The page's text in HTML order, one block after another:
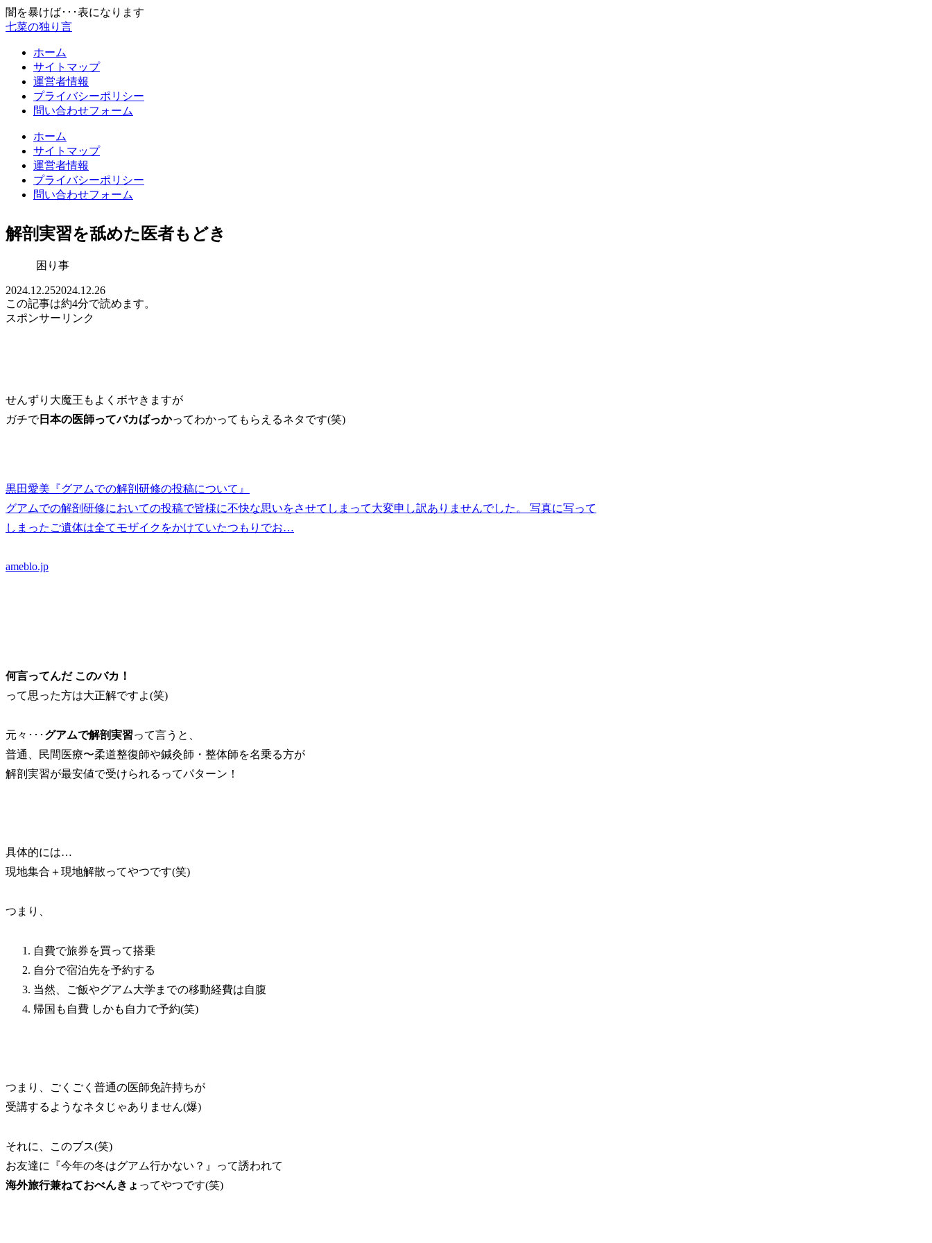
闇を暴けば･･･表になります
七菜の独り言
ホーム
サイトマップ
運営者情報
プライバシーポリシー
問い合わせフォーム
ホーム
サイトマップ
運営者情報
プライバシーポリシー
問い合わせフォーム
解剖実習を舐めた医者もどき
困り事
2024.12.252024.12.26
この記事は約4分で読めます。
スポンサーリンク
せんずり大魔王もよくボヤきますが
ガチで日本の医師ってバカばっかってわかってもらえるネタです(笑)
黒田愛美『グアムでの解剖研修の投稿について』
グアムでの解剖研修においての投稿で皆様に不快な思いをさせてしまって大変申し訳ありませんでした。 写真に写って
しまったご遺体は全てモザイクをかけていたつもりでお…
ameblo.jp
何言ってんだ このバカ！
って思った方は大正解ですよ(笑)
元々･･･ グアムで解剖実習って言うと、
普通、民間医療〜柔道整復師や鍼灸師・整体師を名乗る方が
解剖実習が最安値で受けられるってパターン！
具体的には…
現地集合＋現地解散ってやつです(笑)
つまり、
自費で旅券を買って搭乗
自分で宿泊先を予約する
当然、ご飯やグアム大学までの移動経費は自腹
帰国も自費 しかも自力で予約(笑)
つまり、ごくごく普通の医師免許持ちが
受講するようなネタじゃありません(爆)
それに、このブス(笑)
お友達に『今年の冬はグアム行かない？』って誘われて
海外旅行兼ねておべんきょ ってやつです(笑)